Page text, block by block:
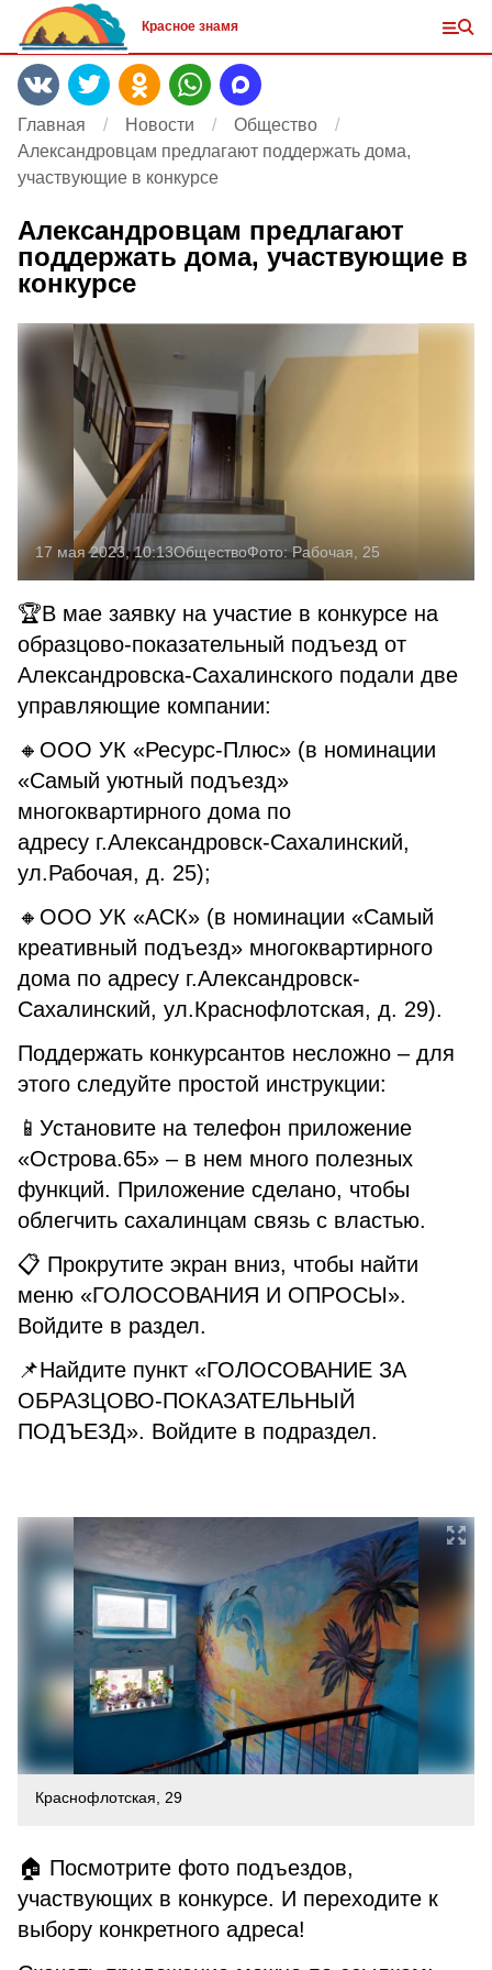
Красное знамя
Главная Новости
Общество
Александровцам предлагают поддержать дома,
участвующие в конкурсе
Александровцам предлагают
поддержать дома, участвующие в
конкурсе
17 мая 2023, 10:13ОбществоФото:Рабочая, 25
🏆В мае заявку на участие в конкурсе на
образцово-показательный подъезд от
Александровска-Сахалинского подали две
управляющие компании:
🔸ООО УК «Ресурс-Плюс» (в номинации
«Самый уютный подъезд»
многоквартирного дома по
адресу г.Александровск-Сахалинский,
ул.Рабочая, д. 25);
🔸ООО УК «АСК» (в номинации «Самый
креативный подъезд» многоквартирного
дома по адресу г.Александровск-
Сахалинский, ул.Краснофлотская, д. 29).
Поддержать конкурсантов несложно – для
этого следуйте простой инструкции:
📱Установите на телефон приложение
«Острова.65» – в нем много полезных
функций. Приложение сделано, чтобы
облегчить сахалинцам связь с властью.
📋 Прокрутите экран вниз, чтобы найти
меню «ГОЛОСОВАНИЯ И ОПРОСЫ».
Войдите в раздел.
📌Найдите пункт «ГОЛОСОВАНИЕ ЗА
ОБРАЗЦОВО-ПОКАЗАТЕЛЬНЫЙ
ПОДЪЕЗД». Войдите в подраздел.
Краснофлотская, 29
🏠 Посмотрите фото подъездов,
участвующих в конкурсе. И переходите к
выбору конкретного адреса!